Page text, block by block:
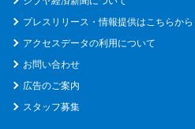
プレスリリース・情報提供はこちらから
アクセスデータの利用について
お問い合わせ
広告のご案内
スタッフ募集